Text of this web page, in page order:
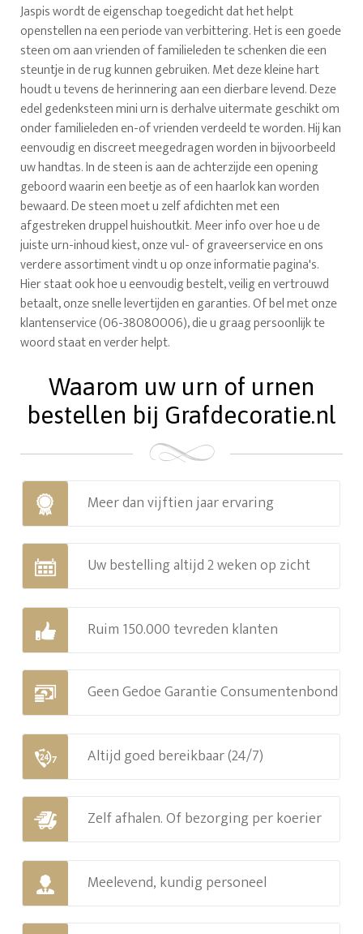
Jaspis wordt de eigenschap toegedicht dat het helpt
openstellen na een periode van verbittering. Het is een goede
steen om aan vrienden of familieleden te schenken die een
steuntje in de rug kunnen gebruiken. Met deze kleine hart
houdt u tevens de herinnering aan een dierbare levend. Deze
edel gedenksteen mini urn is derhalve uitermate geschikt om
onder familieleden en-of vrienden verdeeld te worden. Hij kan
eenvoudig en discreet meegedragen worden in bijvoorbeeld
uw handtas. In de steen is aan de achterzijde een opening
geboord waarin een beetje as of een haarlok kan worden
bewaard. De steen moet u zelf afdichten met een
afgestreken druppel huishoutkit. Meer info over hoe u de
juiste urn-inhoud kiest, onze vul- of graveerservice en ons
verdere assortiment vindt u op onze informatie pagina's.
Hier staat ook hoe u eenvoudig bestelt, veilig en vertrouwd
betaalt, onze snelle levertijden en garanties. Of bel met onze
klantenservice (06-38080006), die u graag persoonlijk te
woord staat en verder helpt.
Waarom uw urn of urnen
bestellen bij Grafdecoratie.nl
Meer dan vijftien jaar ervaring
Uw bestelling altijd 2 weken op zicht
Ruim 150.000 tevreden klanten
Geen Gedoe Garantie Consumentenbond
Altijd goed bereikbaar (24/7)
Zelf afhalen. Of bezorging per koerier
Meelevend, kundig personeel